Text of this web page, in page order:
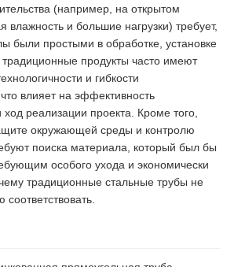
(например, на открытом
влажность и большие нагрузки) требует,
были простыми в обработке, установке
традиционные продукты часто имеют
и гибкости
влияет на эффективность
ход реализации проекта. Кроме того,
окружающей среды и контролю
поиска материала, который был бы
особого ухода и экономически
традиционные стальные трубы не
соответствовать.